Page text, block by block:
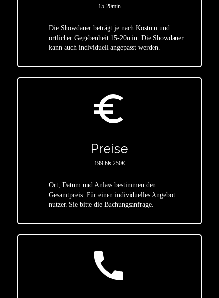
15-20min
Die Showdauer beträgt je nach Kostüm und
örtlicher Gegebenheit 15-20min. Die Showdauer
kann auch individuell angepasst werden.
euro_symbol
Preise
199 bis 250€
Ort, Datum und Anlass bestimmen den
Gesamtpreis. Für einen individuelles Angebot
nutzen Sie bitte die Buchungsanfrage.
call